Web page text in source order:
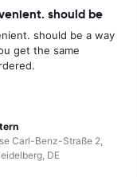
should be
should be a way
get the same
Carl-Benz-Straße 2,
DE